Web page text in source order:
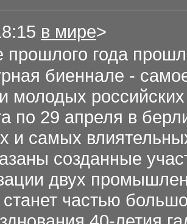
в мире>
прошлого года
биеннале -
молодых российских
по 29 апреля в
и самых
созданные
двух
частью